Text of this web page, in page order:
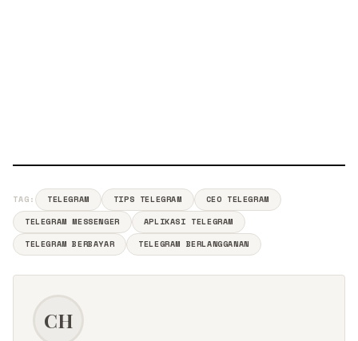
TAG: TELEGRAM TIPS TELEGRAM
CEO TELEGRAM
TELEGRAM MESSENGER
APLIKASI TELEGRAM
TELEGRAM BERBAYAR
TELEGRAM BERLANGGANAN
CH